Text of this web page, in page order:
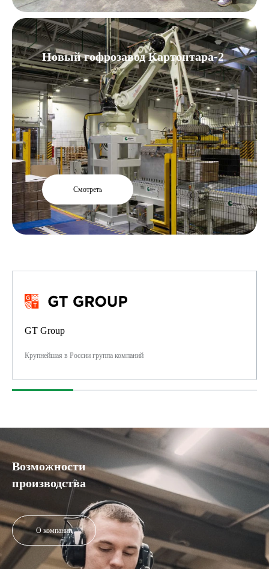
Новый гофрозавод Картонтара-2
Смотреть
GT Group
Крупнейшая в России группа компаний
Возможности
производства
О компании